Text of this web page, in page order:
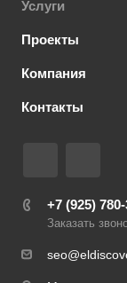
Услуги
Проекты
Компания
Контакты
+7 (925)
Заказать